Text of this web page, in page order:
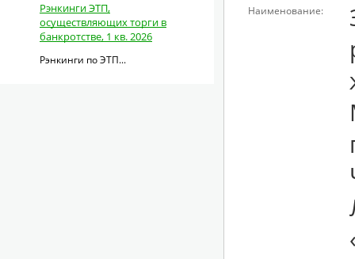
Рэнкинги ЭТП,
осуществляющих торги в
банкротстве, 1 кв. 2026
Рэнкинги по ЭТП...
Наименование: